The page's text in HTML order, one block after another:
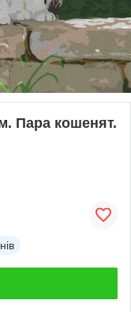
Пара кошенят.